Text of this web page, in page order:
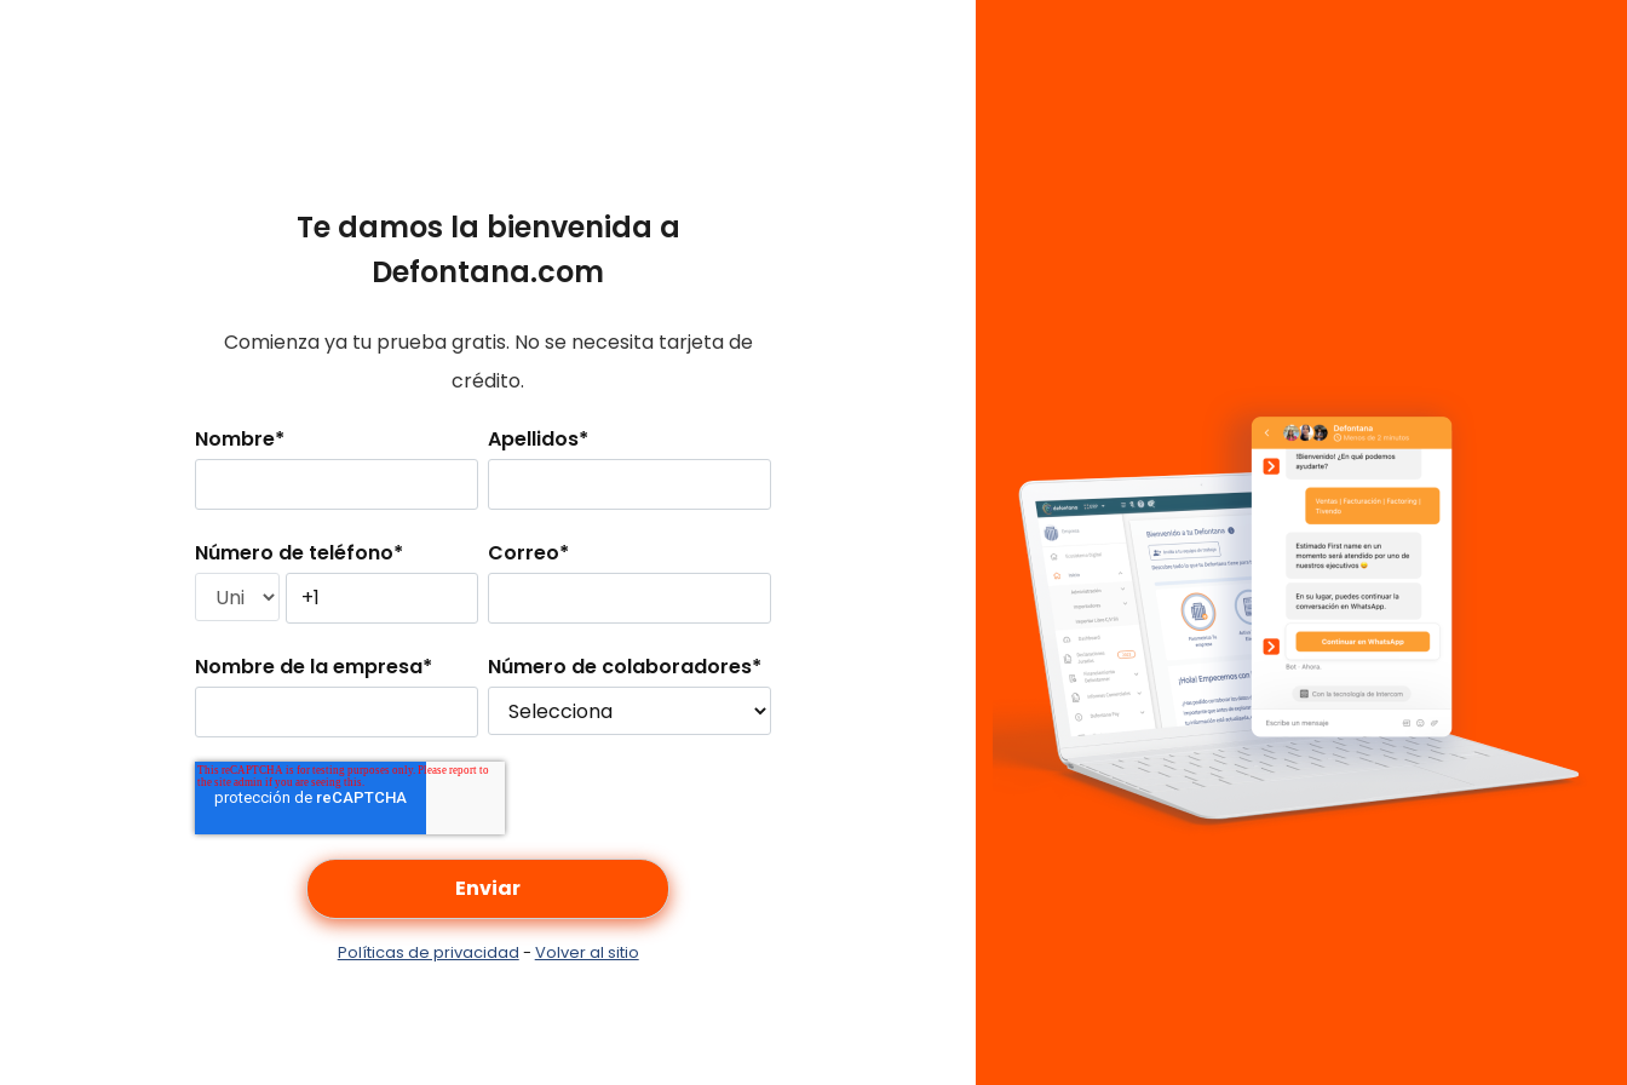
Te damos la bienvenida a
Defontana.com
Comienza ya tu prueba gratis. No se necesita tarjeta de
crédito.
Nombre* Apellidos*
Número de teléfono* Correo*
Nombre de la empresa* Número de colaboradores*
Políticas de privacidad - Volver al sitio